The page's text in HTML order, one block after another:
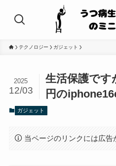
テクノロジー ガジェット
生活保護です
円の
2025
12/03
ガジェット
当ページのリンクには広告